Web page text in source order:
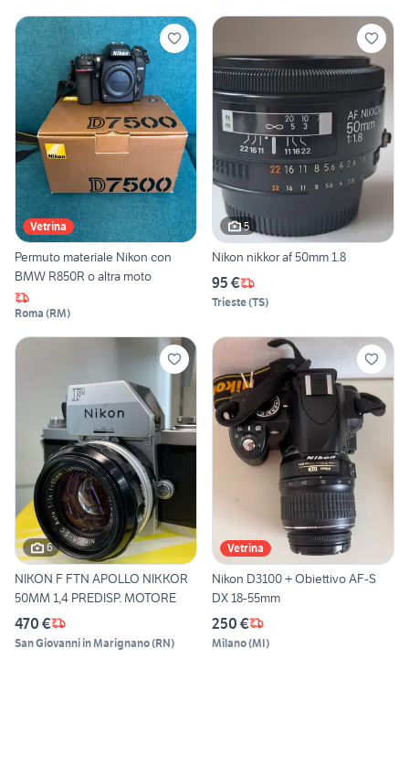
Vetrina
Permuto materiale Nikon con
BMW R850R o altra moto
Roma (RM)
5
Nikon nikkor af 50mm 1.8
95 €
Trieste(TS)
6
NIKON F FTN APOLLO NIKKOR
50MM 1,4 PREDISP. MOTORE
470 €
San Giovanni in Marignano(RN)
Vetrina
Nikon D3100 + Obiettivo AF-S
DX 18-55mm
250 €
Milano(MI)